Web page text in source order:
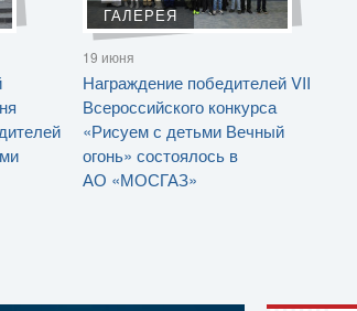
ГАЛЕРЕЯ
19 июня
Награждение победителей VII
Всероссийского конкурса
«Рисуем с детьми Вечный
огонь» состоялось в
АО «МОСГАЗ»